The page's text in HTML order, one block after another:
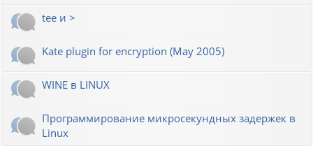
tee и >
Kate plugin for encryption (May 2005)
WINE в LINUX
Программирование микросекундных задержек в
Linux